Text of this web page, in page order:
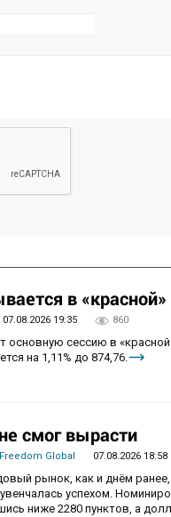
в «красной»
07.08.2026 19:35 860
основную сессию в
на 1,11% до 874,76.
смог вырасти
Global 07.08.2026 18:58
рынок, как и днём
успехом.
ниже 2280 пунктов, а